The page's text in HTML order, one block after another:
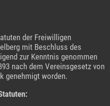
der Freiwilligen
mit Beschluss des
zur Kenntnis genommen
nach dem Vereinsgesetz von
genehmigt worden.